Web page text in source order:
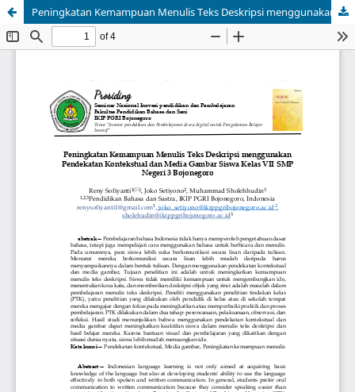
Peningkatan Kemampuan Menulis Teks Deskripsi menggunakan Pendekatan Kontekstual dan Media Gambar Siswa Kelas VII SMP Negeri 3 Bojonegoro